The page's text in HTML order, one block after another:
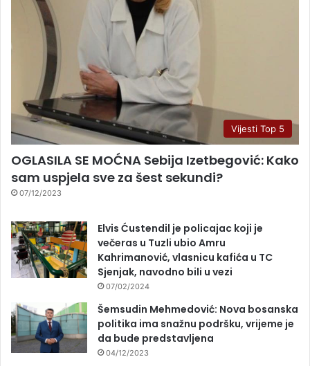
Vijesti Top 5
OGLASILA SE MOĆNA Sebija Izetbegović: Kako
sam uspjela sve za šest sekundi?
07/12/2023
Elvis Ćustendil je policajac koji je
večeras u Tuzli ubio Amru
Kahrimanović, vlasnicu kafića u TC
Sjenjak, navodno bili u vezi
07/02/2024
Šemsudin Mehmedović: Nova bosanska
politika ima snažnu podršku, vrijeme je
da bude predstavljena
04/12/2023